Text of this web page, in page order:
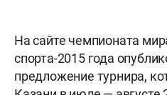
На сайте чемпионата
спорта-2015 года
предложение турнира,